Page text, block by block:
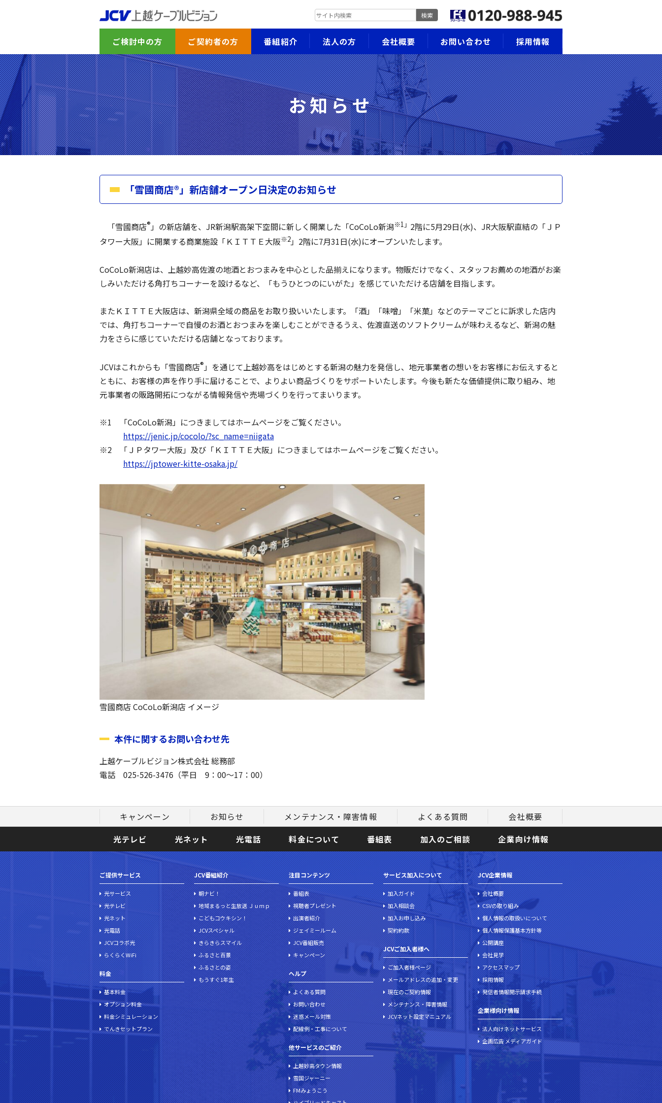
検索
ご検討中の方 ご契約者の方 番組紹介 法人の方 会社概要 お問い合わせ 採用情報
お知らせ
「雪國商店®」新店舗オープン日決定のお知らせ
「雪國商店®」の新店舗を、JR新潟駅高架下空間に新しく開業した「CoCoLo新潟※1」 2階に5月29日(水)、JR大阪駅直結の「ＪＰ
タワー大阪」に開業する商業施設「ＫＩＴＴＥ大阪※2」2階に7月31日(水)にオープンいたします。
CoCoLo新潟店は、上越妙高佐渡の地酒とおつまみを中心とした品揃えになります。物販だけでなく、スタッフお薦めの地酒がお楽
しみいただける角打ちコーナーを設けるなど、「もうひとつのにいがた」を感じていただける店舗を目指します。
またＫＩＴＴＥ大阪店は、新潟県全域の商品をお取り扱いいたします。「酒」「味噌」「米菓」などのテーマごとに訴求した店内
では、角打ちコーナーで自慢のお酒とおつまみを楽しむことができるうえ、佐渡直送のソフトクリームが味わえるなど、新潟の魅
力をさらに感じていただける店舗となっております。
JCVはこれからも「雪國商店®」を通じて上越妙高をはじめとする新潟の魅力を発信し、地元事業者の想いをお客様にお伝えすると
ともに、お客様の声を作り手に届けることで、よりよい商品づくりをサポートいたします。今後も新たな価値提供に取り組み、地
元事業者の販路開拓につながる情報発信や売場づくりを行ってまいります。
※1 「CoCoLo新潟」につきましてはホームページをご覧ください。
https://jenic.jp/cocolo/?sc_name=niigata
※2 「ＪＰタワー大阪」及び「ＫＩＴＴＥ大阪」につきましてはホームページをご覧ください。
https://jptower-kitte-osaka.jp/
雪國商店 CoCoLo新潟店 イメージ
本件に関するお問い合わせ先
上越ケーブルビジョン株式会社 総務部
電話 025-526-3476 （平日 9 ： 00～17 ： 00）
キャンペーン お知らせ メンテナンス・障害情報 よくある質問
会社概要
光テレビ
光ネット 光電話 料金について 番組表 加入のご相談 企業向け情報
ご提供サービス
光サービス
光テレビ
光ネット
光電話
JCVコラボ光
らくらくWiFi
料金
基本料金
オプション料金
料金シミュレーション
でんきセットプラン
JCV番組紹介
朝ナビ！
地域まるっと生放送 Ｊｕｍｐ
こどもコウキシン！
JCVスペシャル
きらきらスマイル
ふるさと百景
ふるさとの姿
もうすぐ1年生
注目コンテンツ
番組表
視聴者プレゼント
出演者紹介
ジェイミールーム
JCV番組販売
キャンペーン
ヘルプ
よくある質問
お問い合わせ
迷惑メール対策
配線例・工事について
他サービスのご紹介
上越妙高タウン情報
雪国ジャーニー
FMみょうこう
サービス加入について
加入ガイド
加入相談会
加入お申し込み
契約約款
JCVご加入者様へ
ご加入者様ページ
メールアドレスの追加・変更
現在のご契約情報
メンテナンス・障害情報
JCVネット設定マニュアル
JCV企業情報
会社概要
CSVの取り組み
個人情報の取扱いについて
個人情報保護基本方針等
公開講座
会社見学
アクセスマップ
採用情報
発信者情報開示請求手続
企業様向け情報
法人向けネットサービス
企画広告 メディアガイド